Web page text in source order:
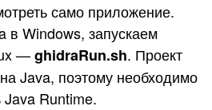
само приложение.
в Windows, запускаем
—ghidraRun.sh. Проект
Java, поэтому необходимо
Java Runtime.